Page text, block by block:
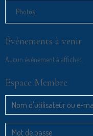
Photos
Évènements à venir
Aucun évènement à afficher.
Espace Membre